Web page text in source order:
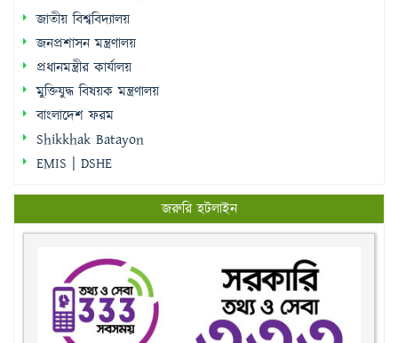
জাতীয় বিশ্ববিদ্যালয়
জনপ্রশাসন মন্ত্রণালয়
প্রধানমন্ত্রীর কার্যালয়
মুক্তিযুদ্ধ বিষয়ক মন্ত্রণালয়
বাংলাদেশ ফরম
Shikkhak Batayon
EMIS | DSHE
জরুরি হটলাইন